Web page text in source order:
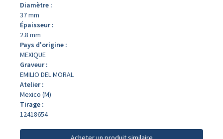
Diamètre :
37 mm
Épaisseur :
2.8 mm
Pays d'origine :
MEXIQUE
Graveur :
EMILIO DEL MORAL
Atelier :
Mexico (M)
Tirage :
12418654